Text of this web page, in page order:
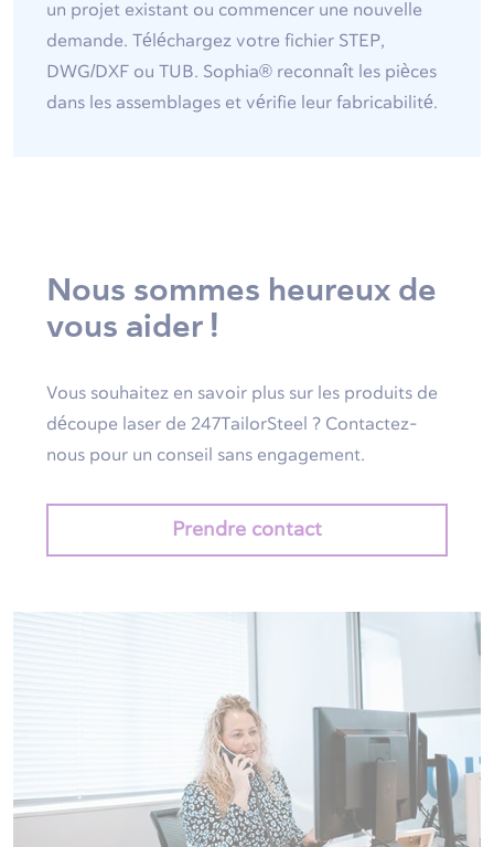
un projet existant ou commencer une nouvelle
demande. Téléchargez votre fichier STEP,
DWG/DXF ou TUB. Sophia® reconnaît les pièces
dans les assemblages et vérifie leur fabricabilité.
Nous sommes heureux de
vous aider !
Vous souhaitez en savoir plus sur les produits de
découpe laser de 247TailorSteel ? Contactez-
nous pour un conseil sans engagement.
Prendre contact